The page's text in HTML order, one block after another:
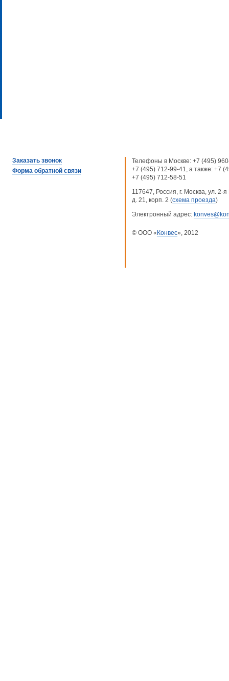
Заказать звонок
Форма обратной связи
Телефоны в Москве: +7 (495)
+7 (495) 712-99-41, а также: +7
+7 (495) 712-58-51
117647, Россия, г. Москва, ул. 2-
д. 21, корп. 2 (схема проезда)
Электронный адрес:
© ООО « Конвес», 2012